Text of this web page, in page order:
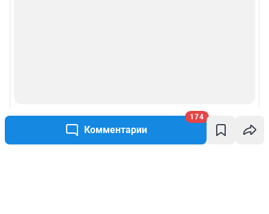
Комментарии
174